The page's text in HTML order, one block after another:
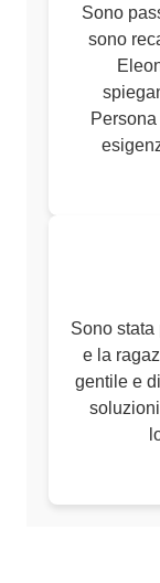
Sono
sono
Sono
e la
gentile e